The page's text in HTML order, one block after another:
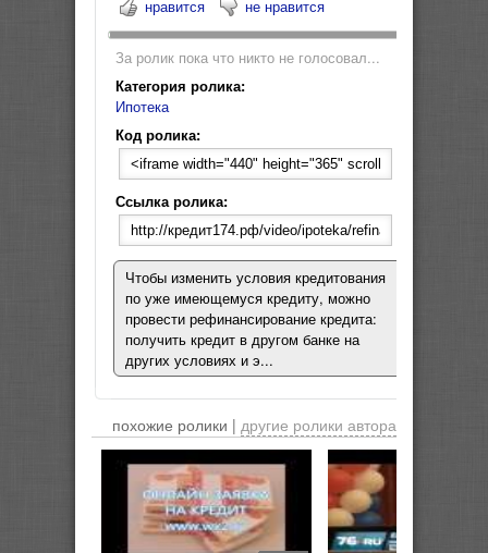
нравится не нравится
За ролик пока что никто не голосовал...
Категория ролика:
Ипотека
Код ролика:
Ссылка ролика:
Чтобы изменить условия кредитования
по уже имеющемуся кредиту, можно
провести рефинансирование кредита:
получить кредит в другом банке на
других условиях и э...
похожие ролики | другие ролики автора